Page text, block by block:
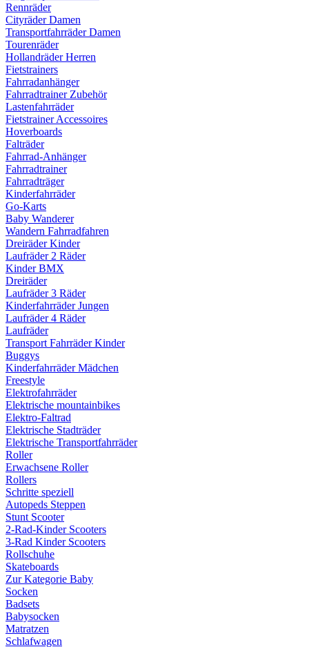
Rennräder
Cityräder Damen
Transportfahrräder Damen
Tourenräder
Hollandräder Herren
Fietstrainers
Fahrradanhänger
Fahrradtrainer Zubehör
Lastenfahrräder
Fietstrainer Accessoires
Hoverboards
Falträder
Fahrrad-Anhänger
Fahrradtrainer
Fahrradträger
Kinderfahrräder
Go-Karts
Baby Wanderer
Wandern Fahrradfahren
Dreiräder Kinder
Laufräder 2 Räder
Kinder BMX
Dreiräder
Laufräder 3 Räder
Kinderfahrräder Jungen
Laufräder 4 Räder
Laufräder
Transport Fahrräder Kinder
Buggys
Kinderfahrräder Mädchen
Freestyle
Elektrofahrräder
Elektrische mountainbikes
Elektro-Faltrad
Elektrische Stadträder
Elektrische Transportfahrräder
Roller
Erwachsene Roller
Rollers
Schritte speziell
Autopeds Steppen
Stunt Scooter
2-Rad-Kinder Scooters
3-Rad Kinder Scooters
Rollschuhe
Skateboards
Zur Kategorie Baby
Socken
Badsets
Babysocken
Matratzen
Schlafwagen